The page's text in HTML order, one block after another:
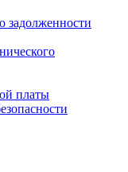
задолженности
платы